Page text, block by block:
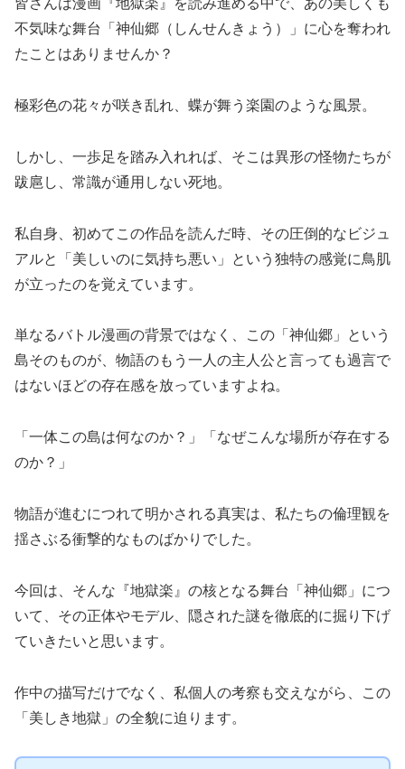
皆さんは漫画『地獄楽』を読み進める中で、あの美しくも
不気味な舞台「神仙郷（しんせんきょう）」に心を奪われ
たことはありませんか？
極彩色の花々が咲き乱れ、蝶が舞う楽園のような風景。
しかし、一歩足を踏み入れれば、そこは異形の怪物たちが
跋扈し、常識が通用しない死地。
私自身、初めてこの作品を読んだ時、その圧倒的なビジュ
アルと「美しいのに気持ち悪い」という独特の感覚に鳥肌
が立ったのを覚えています。
単なるバトル漫画の背景ではなく、この「神仙郷」という
島そのものが、物語のもう一人の主人公と言っても過言で
はないほどの存在感を放っていますよね。
「一体この島は何なのか？」「なぜこんな場所が存在する
のか？」
物語が進むにつれて明かされる真実は、私たちの倫理観を
揺さぶる衝撃的なものばかりでした。
今回は、そんな『地獄楽』の核となる舞台「神仙郷」につ
いて、その正体やモデル、隠された謎を徹底的に掘り下げ
ていきたいと思います。
作中の描写だけでなく、私個人の考察も交えながら、この
「美しき地獄」の全貌に迫ります。